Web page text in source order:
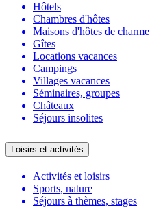
Hôtels
Chambres d'hôtes
Maisons d'hôtes de charme
Gîtes
Locations vacances
Campings
Villages vacances
Séminaires, groupes
Châteaux
Séjours insolites
Loisirs et activités
Activités et loisirs
Sports, nature
Séjours à thèmes, stages